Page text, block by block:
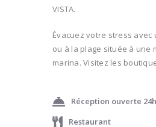
VISTA.
Évacuez votre stress avec
ou à la plage située à une
marina. Visitez les
Réception ouverte
Restaurant